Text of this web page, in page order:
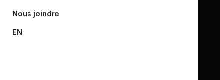
Nous joindre
EN